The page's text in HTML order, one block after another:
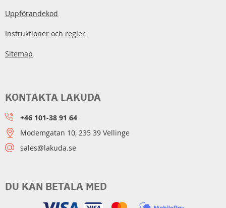
Uppförandekod
Instruktioner och regler
Sitemap
DU KAN BETALA MED
KONTAKTA LAKUDA
+46 101-38 91 64
Modemgatan 10, 235 39 Vellinge
sales@lakuda.se